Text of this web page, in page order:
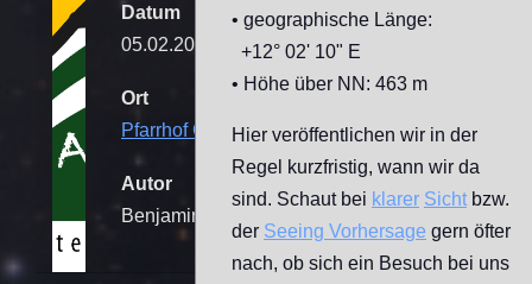
Datum
05.02.2026
17:00 - 19:00
Ort
Pfarrhof Geilsdorf [Sternwarte]
Autor
Benjamin Mende
• geographische Länge:
+12° 02' 10" E
• Höhe über NN: 463 m
Hier veröffentlichen wir in der
Regel kurzfristig, wann wir da
sind. Schaut bei klarer Sichtbzw.
der Seeing Vorhersage gern öfter
nach, ob sich ein Besuch bei uns